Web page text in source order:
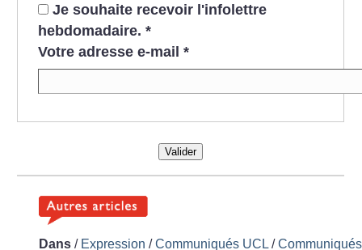
Je souhaite recevoir l'infolettre
hebdomadaire. *
Votre adresse e-mail *
Valider
Dans / Expression /Communiqués UCL /Communiqués